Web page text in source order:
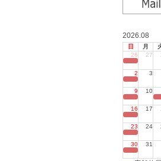
2026.08
日
月
26
27
2 3
9 10
16 17
23 24
30 31